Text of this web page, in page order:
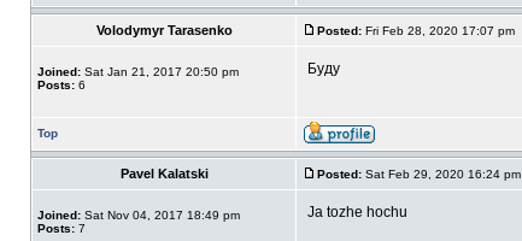
Volodymyr Tarasenko Posted: Fri Feb 28, 2020 17:07 pm
Joined: Sat Jan 21, 2017 20:50 pm
Posts: 6
Буду
Top
Pavel Kalatski Posted: Sat Feb 29, 2020 16:24 pm
Joined: Sat Nov 04, 2017 18:49 pm
Posts: 7
Ja tozhe hochu